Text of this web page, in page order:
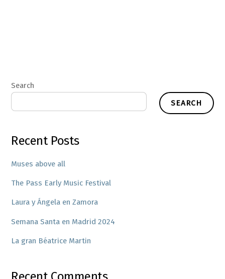
Search
SEARCH
Recent Posts
Muses above all
The Pass Early Music Festival
Laura y Ángela en Zamora
Semana Santa en Madrid 2024
La gran Béatrice Martin